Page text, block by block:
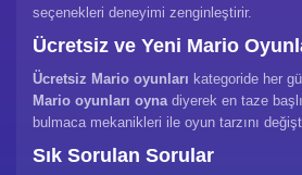
seçenekleri deneyimi zenginleştirir.
Ücretsiz ve Yeni Mario
Ücretsiz Mario oyunları kategoride her
Mario oyunları oynadiyerek en taze
bulmaca mekanikleri ile oyun tarzını
Sık Sorulan Sorular